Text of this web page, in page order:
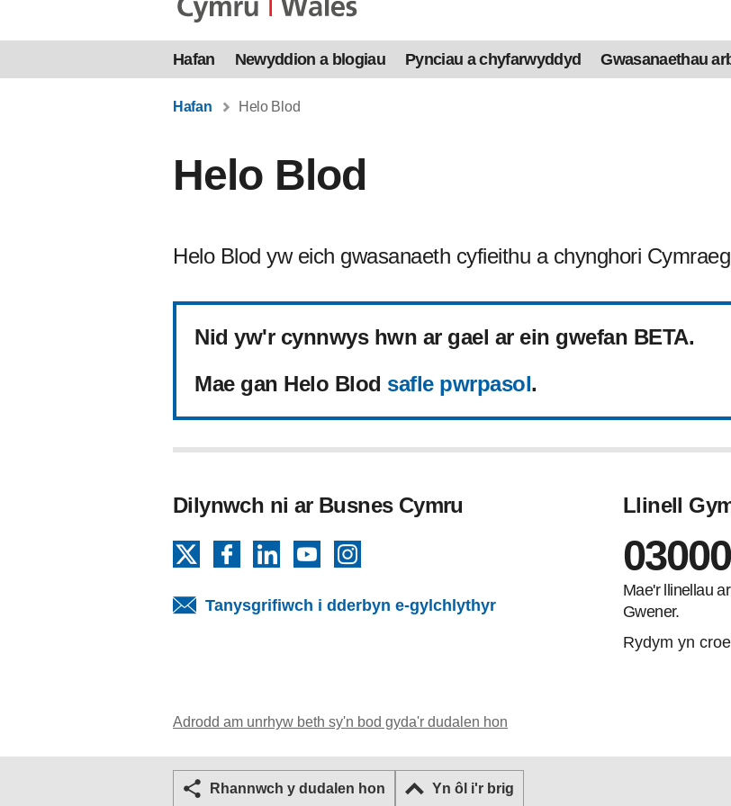
Hafan Newyddion a blogiau Pynciau a chyfarwyddyd Gwasanaethau
Hafan Helo Blod
Helo Blod
Helo Blod yw eich gwasanaeth cyfieithu a chynghori
Nid yw'r cynnwys hwn ar gael ar ein gwefan BETA.
Mae gan Helo Blod safle pwrpasol.
Dilynwch ni ar Busnes Cymru
FacebookLinkedInYouTube
Tanysgrifiwch i dderbyn e-gylchlythyr
Llinell
Mae'r llinellau
Gwener.
Rydym yn
Adrodd am unrhyw beth sy'n bod gyda'r dudalen hon
Rhannwch y dudalen hon Yn ôl i'r brig